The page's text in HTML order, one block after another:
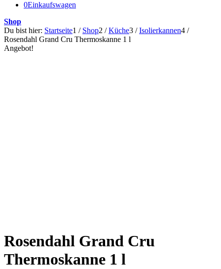
0Einkaufswagen
Shop
Du bist hier: Startseite1 / Shop2 / Küche3 / Isolierkannen4 /
Rosendahl Grand Cru Thermoskanne 1 l
Angebot!
Rosendahl Grand Cru
Thermoskanne 1 l